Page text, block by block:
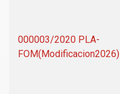
000003/2020 PLA-
FOM(Modificacion2026)